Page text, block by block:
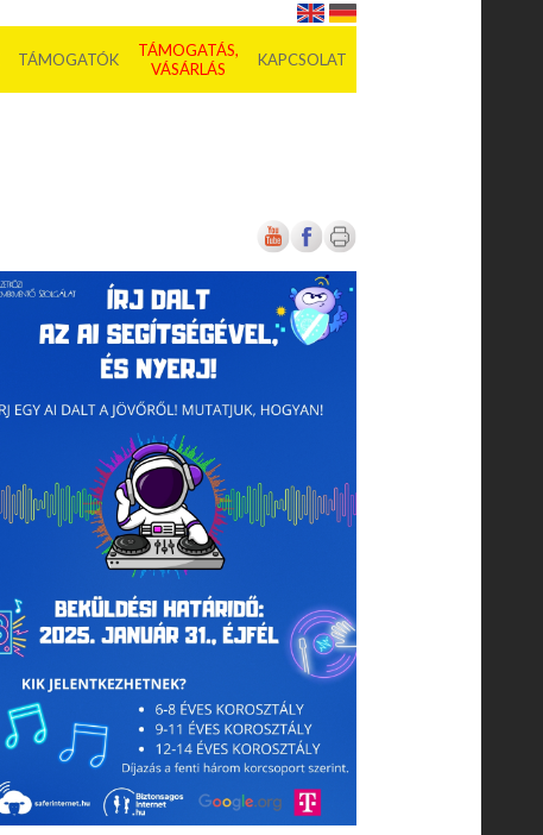
TÁMOGATÓK
TÁMOGATÁS,
VÁSÁRLÁS
KAPCSOLAT